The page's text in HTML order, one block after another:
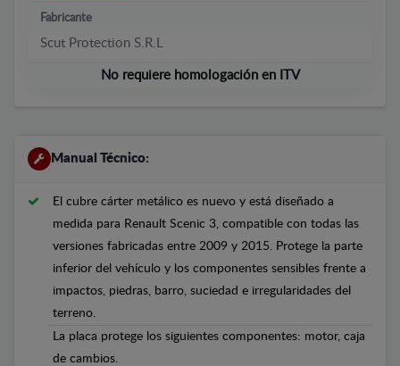
Fabricante
Scut Protection S.R.L
No requiere homologación en ITV
Manual Técnico:
El cubre cárter metálico es nuevo y está diseñado a
medida para Renault Scenic 3, compatible con todas las
versiones fabricadas entre 2009 y 2015. Protege la parte
inferior del vehículo y los componentes sensibles frente a
impactos, piedras, barro, suciedad e irregularidades del
terreno.
La placa protege los siguientes componentes: motor, caja
de cambios.